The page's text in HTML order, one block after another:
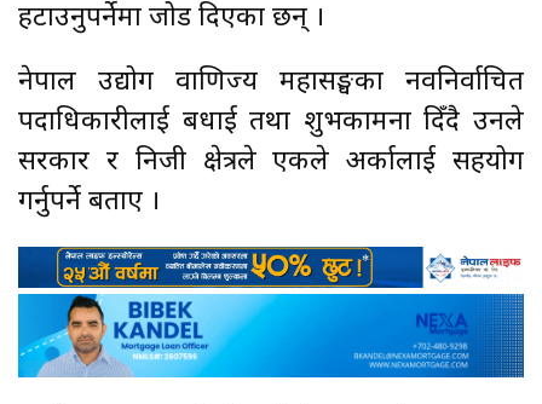
हटाउनुपर्नेमा जोड दिएका छन् ।
नेपाल उद्योग वाणिज्य महासङ्घका नवनिर्वाचित
पदाधिकारीलाई बधाई तथा शुभकामना दिँदै उनले
सरकार र निजी क्षेत्रले एकले अर्कालाई सहयोग
गर्नुपर्ने बताए ।